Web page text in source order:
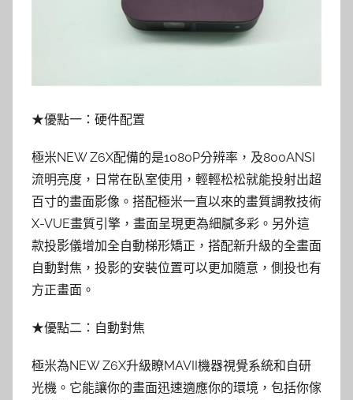
★優點一：硬件配置
極米NEW Z6X配備的是1080P分辨率，及800ANSI
流明亮度，日常在臥室使用，輕輕松松就能投射出超
百寸的畫面影像。搭配極米一直以來的畫質調教技術
X-VUE畫質引擎，畫面呈現更為細膩多彩。另外這
款投影儀增加全自動梯形矯正，搭配新升級的全畫面
自動對焦，投影的安裝位置可以更加隨意，側投也有
方正畫面。
★優點二：自動對焦
極米為NEW Z6X升級瞭MAVII機器視覺系統和自研
光機。它能讓你的畫面迅速適應你的環境，包括你傢